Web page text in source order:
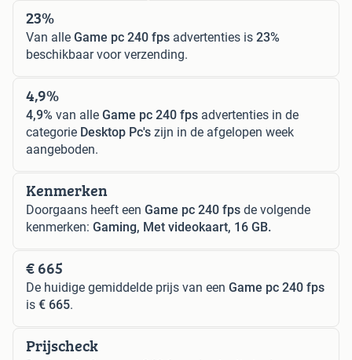
23%
Van alle Game pc 240 fps advertenties is 23%
beschikbaar voor verzending.
4,9%
4,9% van alle Game pc 240 fps advertenties in de
categorie Desktop Pc's zijn in de afgelopen week
aangeboden.
Kenmerken
Doorgaans heeft een Game pc 240 fps de volgende
kenmerken: Gaming, Met videokaart, 16 GB.
€ 665
De huidige gemiddelde prijs van een Game pc 240 fps
is € 665.
Prijscheck